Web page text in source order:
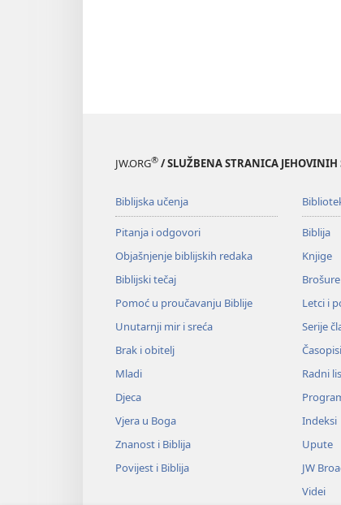
JW.ORG® / SLUŽBENA STRANICA JEHOVINIH
Biblijska učenja
Pitanja i odgovori
Objašnjenje biblijskih redaka
Biblijski tečaj
Pomoć u proučavanju Biblije
Unutarnji mir i sreća
Brak i obitelj
Mladi
Djeca
Vjera u Boga
Znanost i Biblija
Povijest i Biblija
Biblija
Knjige
Brošure
Letci i
Serije
Časopisi
Radni
Indeksi
Upute
JW
Videi